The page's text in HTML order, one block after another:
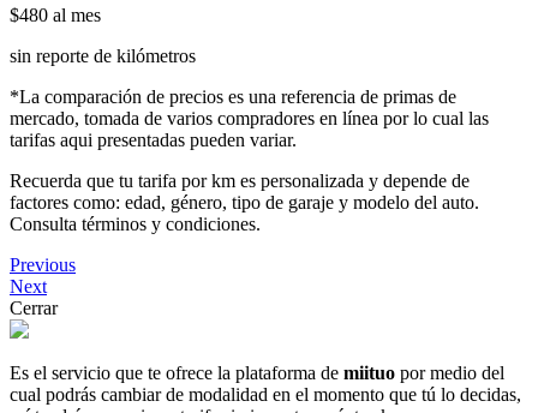
$480 al mes
sin reporte de kilómetros
*La comparación de precios es una referencia de primas de
mercado, tomada de varios compradores en línea por lo cual las
tarifas aqui presentadas pueden variar.
Recuerda que tu tarifa por km es personalizada y depende de
factores como: edad, género, tipo de garaje y modelo del auto.
Consulta términos y condiciones.
Previous
Next
Cerrar
Es el servicio que te ofrece la plataforma de miituo por medio del
cual podrás cambiar de modalidad en el momento que tú lo decidas,